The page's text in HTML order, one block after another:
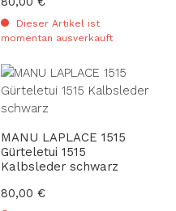
Dieser Artikel ist
momentan ausverkauft
MANU LAPLACE 1515
Gürteletui 1515
Kalbsleder schwarz
Regulärer Preis:
80,00 €